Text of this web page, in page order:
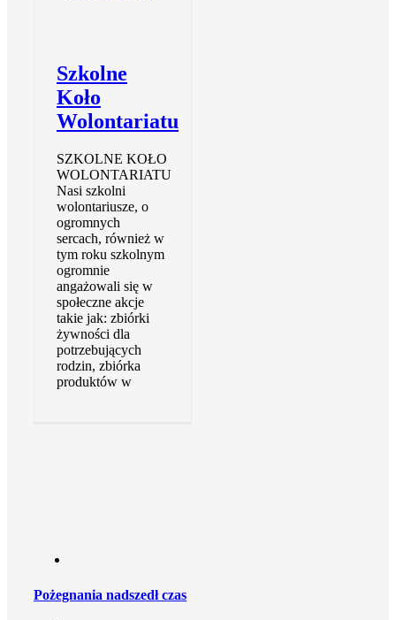
Szkolne
Koło
Wolontariatu
SZKOLNE KOŁO
WOLONTARIATU
Nasi szkolni
wolontariusze, o
ogromnych
sercach, również w
tym roku szkolnym
ogromnie
angażowali się w
społeczne akcje
takie jak: zbiórki
żywności dla
potrzebujących
rodzin, zbiórka
produktów w
Pożegnania nadszedł czas